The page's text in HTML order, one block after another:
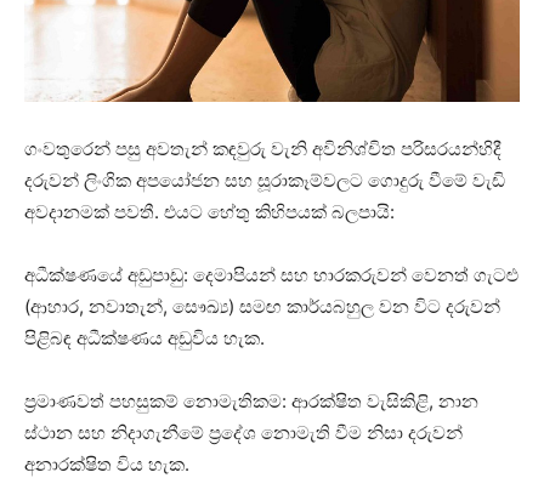
ගංවතුරෙන් පසු අවතැන් කඳවුරු වැනි අවිනිශ්චිත පරිසරයන්හිදී
දරුවන් ලිංගික අපයෝජන සහ සූරාකෑම්වලට ගොදුරු වීමේ වැඩි
අවදානමක් පවතී. එයට හේතු කිහිපයක් බලපායි:
අධීක්ෂණයේ අඩුපාඩු: දෙමාපියන් සහ භාරකරුවන් වෙනත් ගැටළු
(ආහාර, නවාතැන්, සෞඛ්‍ය) සමඟ කාර්යබහුල වන විට දරුවන්
පිළිබඳ අධීක්ෂණය අඩුවිය හැක.
ප්‍රමාණවත් පහසුකම් නොමැතිකම: ආරක්ෂිත වැසිකිළි, නාන
ස්ථාන සහ නිදාගැනීමේ ප්‍රදේශ නොමැති වීම නිසා දරුවන්
අනාරක්ෂිත විය හැක.